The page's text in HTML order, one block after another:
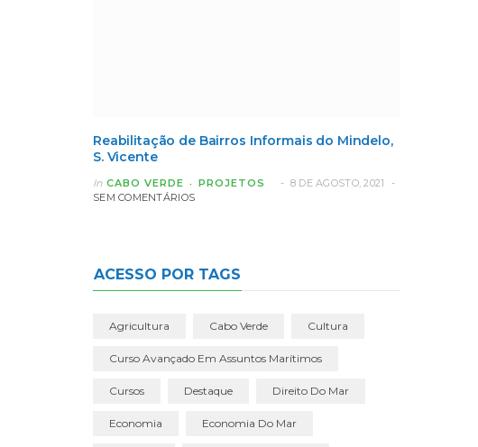
Reabilitação de Bairros Informais do Mindelo,
S. Vicente
In CABO VERDE PROJETOS
8 DE AGOSTO, 2021
SEM COMENTÁRIOS
ACESSO POR TAGS
Agricultura Cabo Verde Cultura
Curso Avançado Em Assuntos Marítimos
Cursos Destaque Direito Do Mar
Economia Economia Do Mar